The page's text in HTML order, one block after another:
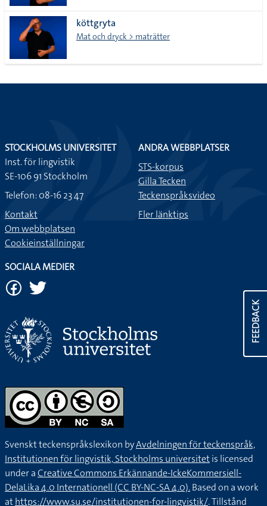
köttgryta
Mat och dryck > maträtter
FEEDBACK
STOCKHOLMS UNIVERSITET
Inst. för lingvistik
SE-106 91 Stockholm
Telefon: 08-16 23 47
Kontakt
Om webbplatsen
Cookieinställningar
ANDRA WEBBPLATSER
STS-korpus
Gilla Tecken
Teckenspråksvideo
Fler länktips
SOCIALA MEDIER
Svenskt teckenspråkslexikon byAvdelningen för teckenspråk,
Institutionen för lingvistik, Stockholms universitetis licensed
under aCreative Commons Erkännande-IckeKommersiell-
DelaLika 4.0 Internationell (CC BY-NC-SA 4.0).Based on a work
athttps://www.su.se/institutionen-for-lingvistik/. Tillstånd